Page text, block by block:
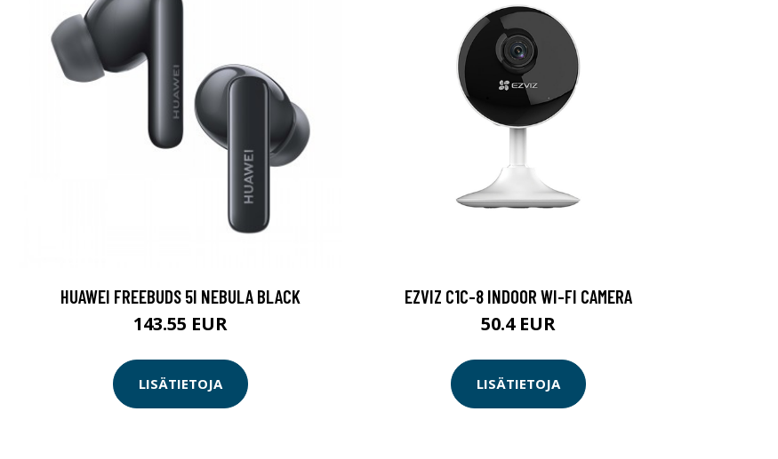
HUAWEI FREEBUDS 5I NEBULA BLACK
143.55 EUR
LISÄTIETOJA
EZVIZ C1C-8 INDOOR WI-FI CAMERA
50.4 EUR
LISÄTIETOJA